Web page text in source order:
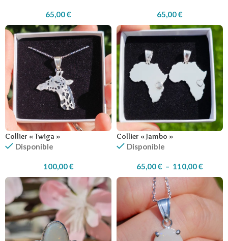
65,00€ 65,00€
Collier « Twiga »
Disponible
100,00€
Collier « Jambo »
Disponible
65,00€ – 110,00€